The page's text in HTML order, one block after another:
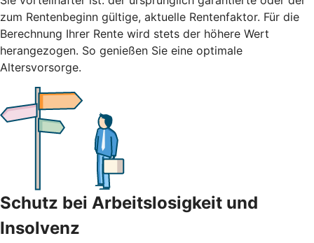
zum Rentenbeginn gültige, aktuelle Rentenfaktor. Für die
Berechnung Ihrer Rente wird stets der höhere Wert
herangezogen. So genießen Sie eine optimale
Altersvorsorge.
Schutz bei Arbeitslosigkeit und
Insolvenz